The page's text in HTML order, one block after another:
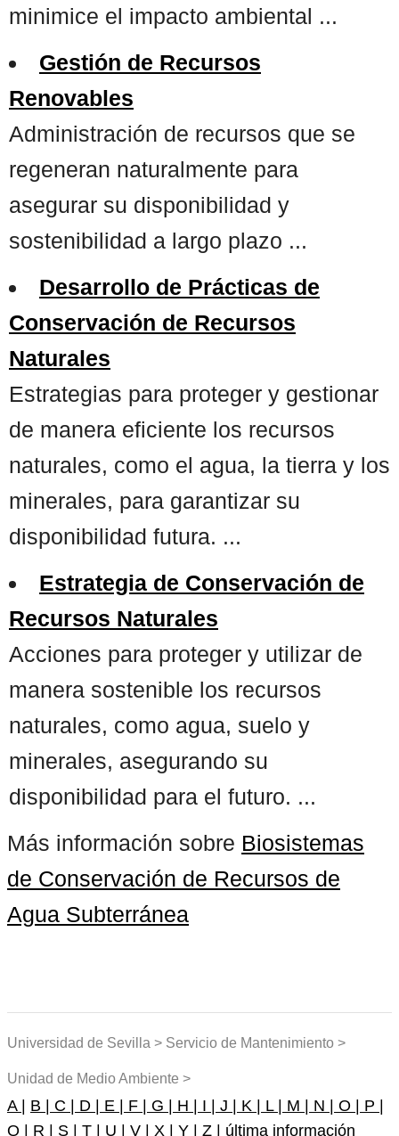
minimice el impacto ambiental ...
Gestión de Recursos
Renovables
Administración de recursos que se
regeneran naturalmente para
asegurar su disponibilidad y
sostenibilidad a largo plazo ...
Desarrollo de Prácticas de
Conservación de Recursos
Naturales
Estrategias para proteger y gestionar
de manera eficiente los recursos
naturales, como el agua, la tierra y los
minerales, para garantizar su
disponibilidad futura. ...
Estrategia de Conservación de
Recursos Naturales
Acciones para proteger y utilizar de
manera sostenible los recursos
naturales, como agua, suelo y
minerales, asegurando su
disponibilidad para el futuro. ...
Más información sobre Biosistemas
de Conservación de Recursos de
Agua Subterránea
Universidad de Sevilla > Servicio de Mantenimiento >
Unidad de Medio Ambiente >
A | B | C | D | E | F | G | H | I | J | K | L | M | N | O | P |
Q | R | S | T | U | V | X | Y | Z | última información